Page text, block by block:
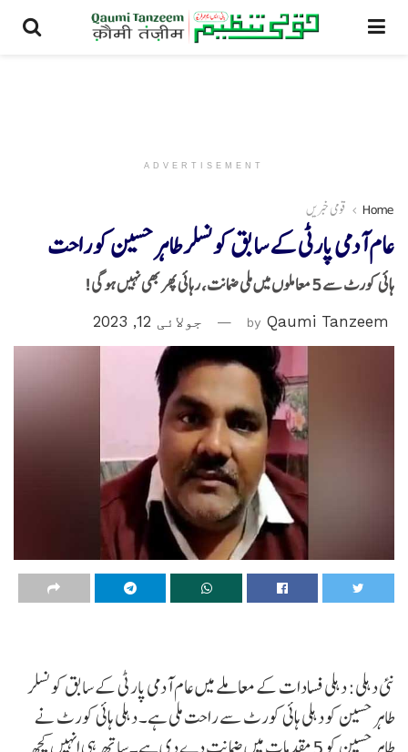
ADVERTISEMENT
Home قومی خبریں
عام آدمی پارٹی کے سابق کونسلر طاہر حسین کو راحت
ہائی کورٹ سے 5 معاملوں میں ملی ضمانت، رہائی پھر بھی نہیں ہوگی!
by Qaumi Tanzeem جولائی 12, 2023
نئی دہلی: دہلی فسادات کے معاملے میں عام آدمی پارٹی کے سابق کونسلر
طاہر حسین کو دہلی ہائی کورٹ سے راحت ملی ہے۔ دہلی ہائی کورٹ نے